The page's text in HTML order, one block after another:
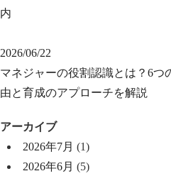
内
2026/06/22
マネジャーの役割認識とは？6つ
由と育成のアプローチを解説
アーカイブ
2026年7月 (1)
2026年6月 (5)